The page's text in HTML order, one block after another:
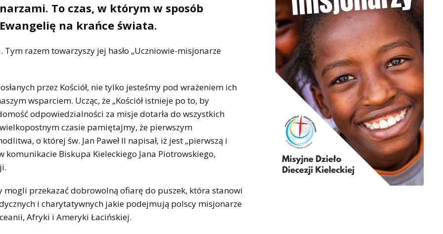
To czas, w którym w sposób
na krańce świata.
razem towarzyszy jej hasło „Uczniowie-misjonarze
przez Kościół, nie tylko jesteśmy pod wrażeniem ich
wsparciem. Ucząc, że „Kościół istnieje po to, by
odpowiedzialności za misje dotarła do wszystkich
czasie pamiętajmy, że pierwszym
o której św. Jan Paweł II napisał, iż jest „pierwszą i
komunikacie Biskupa Kieleckiego Jana Piotrowskiego,
przekazać dobrowolną ofiarę do puszek, która stanowi
i charytatywnych jakie podejmują polscy misjonarze
Afryki i Ameryki Łacińskiej.